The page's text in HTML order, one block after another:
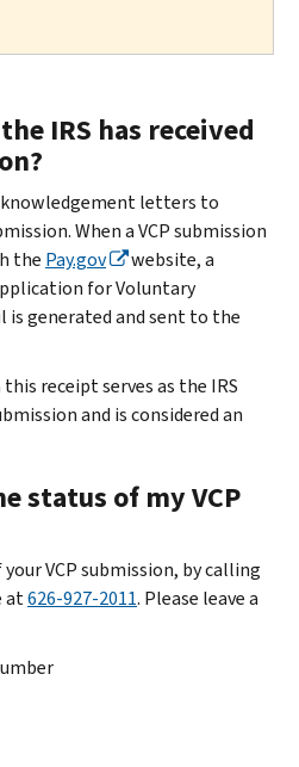
IRS has received
letters to
When a VCP submission
the Pay.gov
website, a
for Voluntary
is generated and sent to the
receipt serves as the IRS
and is considered an
status of my VCP
VCP submission, by calling
at626-927-2011. Please leave a